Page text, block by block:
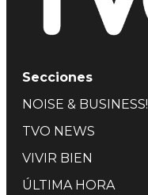
Secciones
NOISE & BUSINESS!
TVO NEWS
VIVIR BIEN
ÚLTIMA HORA